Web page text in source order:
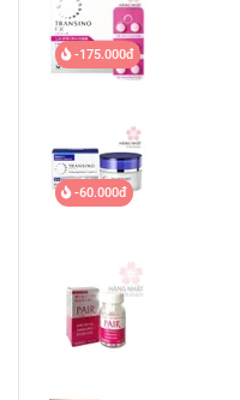
-175.000đ
-60.000đ